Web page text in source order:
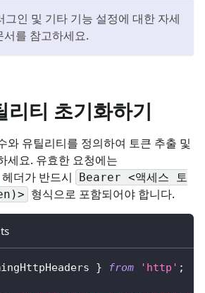
그인 및 기타 기능 설정에 대한 자세
를 참고하세요.
리티 초기화하기
와 유틸리티를 정의하여 토큰 추출 및
세요. 유효한 요청에는
헤더가 반드시
Bearer <액세스 토
형식으로 포함되어야 합니다.
} from 'http' ;